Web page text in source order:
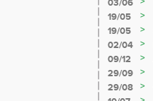
03/06
19/05
>
19/05
>
02/04
>
09/12
>
29/09
>
29/08
>